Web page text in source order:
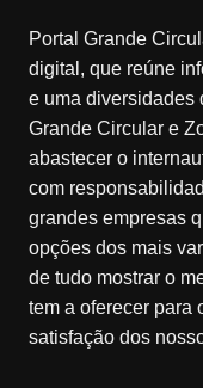
Portal Grande
digital, que reúne
e uma diversidades
Grande Circular e
abastecer o
com
grandes empresas
opções dos mais
de tudo mostrar o
tem a oferecer para
satisfação dos